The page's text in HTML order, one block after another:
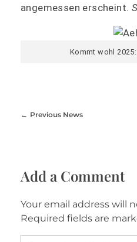
angemessen erscheint.
Kommt wohl
Previous News
Add a Comment
Your email address will
Required fields are